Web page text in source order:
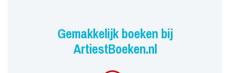
Gemakkelijk boeken bij
ArtiestBoeken.nl